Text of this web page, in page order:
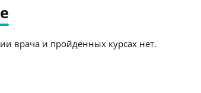
врача и пройденных курсах нет.